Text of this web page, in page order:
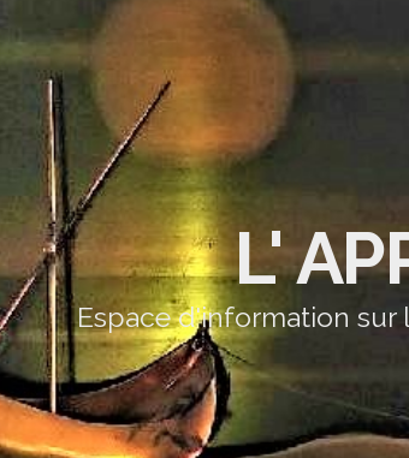
L'
Espace d'information sur